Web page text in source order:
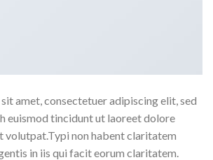
amet, consectetuer adipiscing elit, sed
euismod tincidunt ut laoreet dolore
volutpat.Typi non habent claritatem
in iis qui facit eorum claritatem.